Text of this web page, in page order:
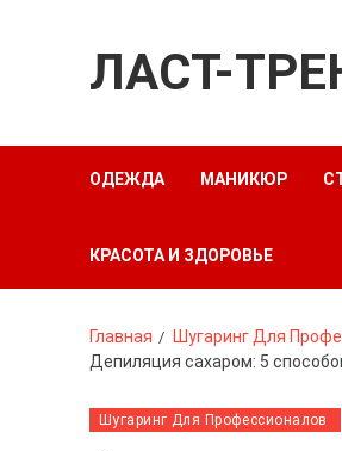
ЛАСТ-
ОДЕЖДА МАНИКЮР
КРАСОТА И ЗДОРОВЬЕ
Главная
Шугаринг Для
Депиляция сахаром: 5
Шугаринг Для Профессионалов